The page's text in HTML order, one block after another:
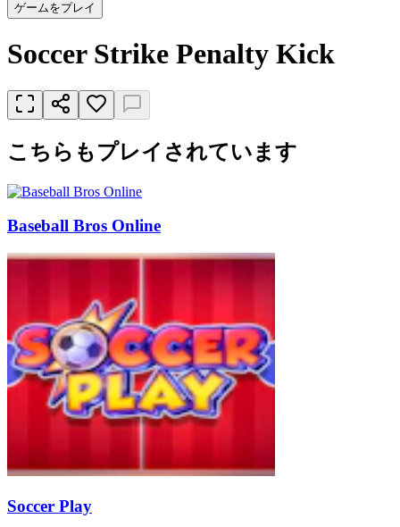
ゲームをプレイ
Soccer Strike Penalty Kick
こちらもプレイされています
Baseball Bros Online
Soccer Play